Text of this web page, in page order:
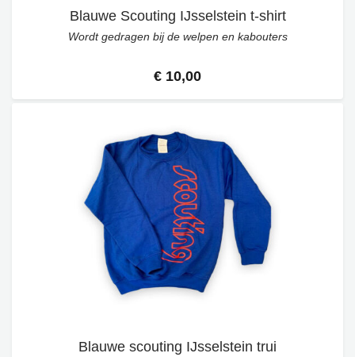
Blauwe Scouting IJsselstein t-shirt
Wordt gedragen bij de welpen en kabouters
€ 10,00
Blauwe scouting IJsselstein trui